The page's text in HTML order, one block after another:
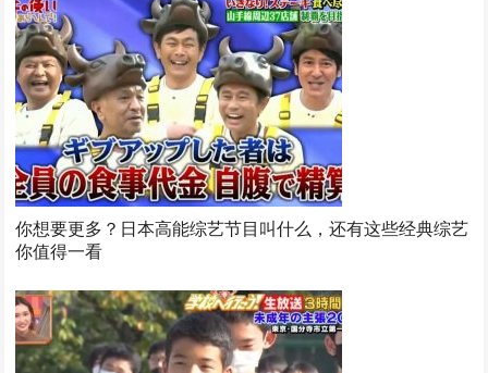
你想要更多？日本高能综艺节目叫什么，还有这些经典综艺
你值得一看